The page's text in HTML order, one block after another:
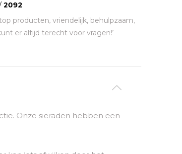
2092
producten, vriendelijk, behulpzaam,
er altijd terecht voor vragen!’
Onze sieraden hebben een